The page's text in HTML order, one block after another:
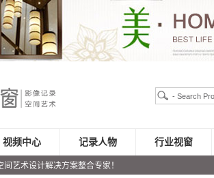
艺术设计解决方案整合专家！
视频中心 记录人物 行业视窗